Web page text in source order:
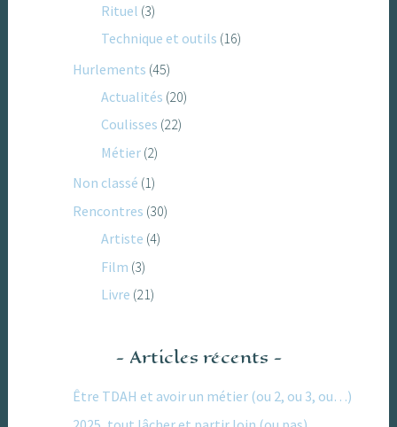
Rituel (3)
Technique et outils (16)
Hurlements (45)
Actualités (20)
Coulisses (22)
Métier(2)
Non classé (1)
Rencontres (30)
Artiste (4)
Film (3)
Livre (21)
Articles récents
Être TDAH et avoir un métier (ou 2, ou 3, ou…)